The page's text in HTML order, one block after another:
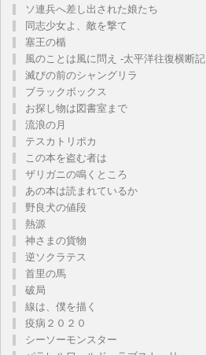
ソ連兵へ差し出された娘たち
同志少女よ、敵を撃て
塞王の楯
風のことは風に問え -太平洋往復横断記
滅びの前のシャングリラ
ブラックボックス
お探し物は図書室まで
流浪の月
テスカトリポカ
この本を盗む者は
ザリガニの鳴くところ
あの本は読まれているか
野良犬の値段
熱源
神さまの貨物
逆ソクラテス
首里の馬
破局
線は、僕を描く
疫病２０２０
シーソーモンスター